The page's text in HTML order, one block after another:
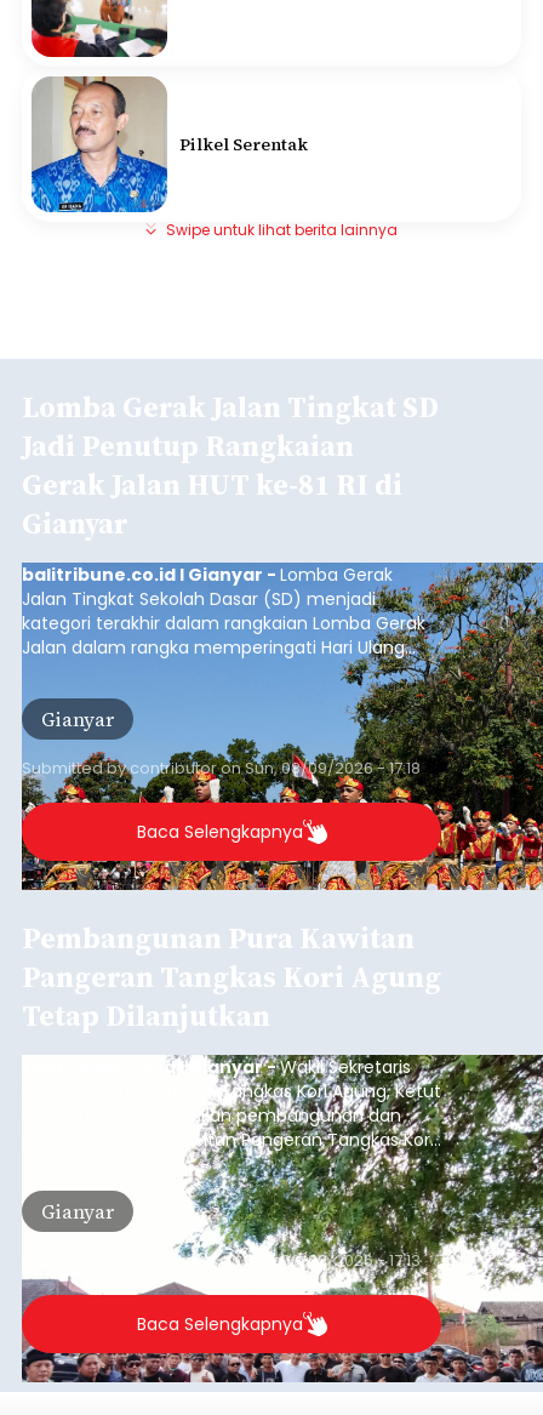
Pilkel Serentak
Swipe untuk lihat berita lainnya
Lomba Gerak Jalan Tingkat SD
Jadi Penutup Rangkaian
Gerak Jalan HUT ke-81 RI di
Gianyar
balitribune.co.id I Gianyar - Lomba Gerak
Jalan Tingkat Sekolah Dasar (SD) menjadi
kategori terakhir dalam rangkaian Lomba Gerak
Jalan dalam rangka memperingati Hari Ulang
Tahun (HUT) ke-81 Kemerdekaan Republik
Indonesia Tahun 2026 di Kabupaten Gianyar.
Gianyar
Submitted bycontributoronSun, 08/09/2026 - 17:18
Baca Selengkapnya
Pembangunan Pura Kawitan
Pangeran Tangkas Kori Agung
Tetap Dilanjutkan
balitribune.co.id I Gianyar -Wakil Sekretaris
Pratisentana Pangeran Tangkas Kori Agung, Ketut
Sudarsana, menegaskan pembangunan dan
pemugaran Pura Kawitan Pangeran Tangkas Kori
Agung tetap dilanjutkan.
Gianyar
contributoronSun, 08/09/2026 - 17:13
Baca Selengkapnya